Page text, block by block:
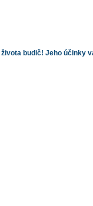
budič! Jeho účinky